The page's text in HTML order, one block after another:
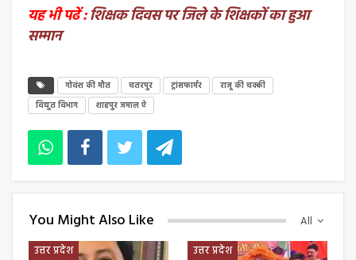
यह भी पढें :शिक्षक दिवस पर जिले के शिक्षकों का हुआ
सम्मान
गोवंश की मौत चतरपुर ट्रांसफार्मर
राजू की चक्की
विद्युत विभाग
शाहपुर जमाल ऐ
All
You Might Also Like
उत्तर प्रदेश उत्तर प्रदेश